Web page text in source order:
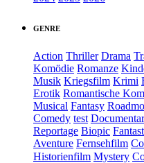
GENRE
Action Thriller Drama
Komödie Romanze
Musik Kriegsfilm Krimi
Erotik Romantische
Musical Fantasy
Comedy test
Reportage Biopic
Aventure Fernsehfilm
Historienfilm Mystery